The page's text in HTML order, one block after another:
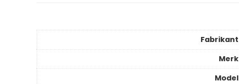
Fabrikant
Merk
Model